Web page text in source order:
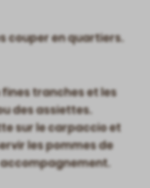
couper en quartiers.
tranches et les
des assiettes.
sur le carpaccio et
les pommes de